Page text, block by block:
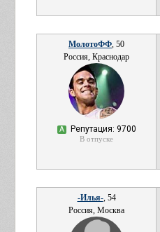
МолотоФФ, 50
Россия, Краснодар
А Репутация: 9700
В отпуске
-Илья-, 54
Россия, Москва